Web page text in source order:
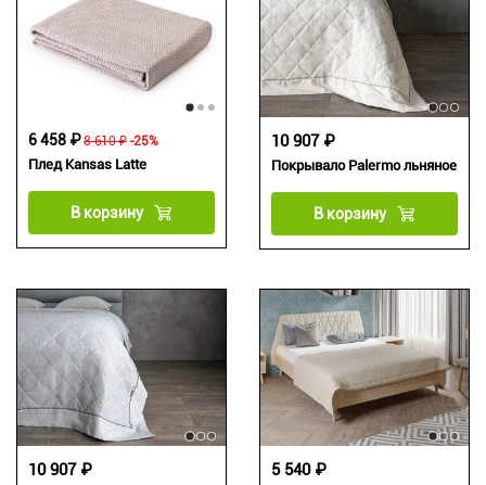
Плед Kansas Latte
8 610 ₽
6 458 ₽ -25%
В корзину
Покрывало Palermo льняное
10 907 ₽
В корзину
10 907 ₽ 5 540 ₽